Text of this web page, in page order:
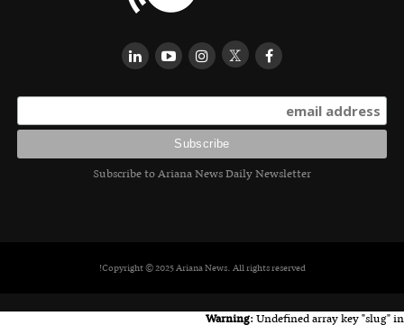
Subscribe to Ariana News Daily Newsletter
Copyright © 2025 Ariana News. All rights reserved!
Warning: Undefined array key "slug" in